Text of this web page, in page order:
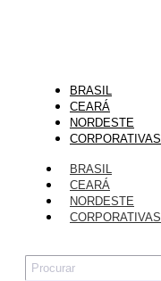
BRASIL
CEARÁ
NORDESTE
CORPORATIVAS
BRASIL
CEARÁ
NORDESTE
CORPORATIVAS